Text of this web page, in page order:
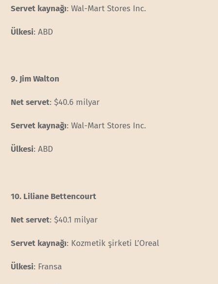
Servet kaynağı: Wal-Mart Stores Inc.
Ülkesi: ABD
9. Jim Walton
Net servet: $40.6 milyar
Servet kaynağı: Wal-Mart Stores Inc.
Ülkesi: ABD
10. Liliane Bettencourt
Net servet: $40.1 milyar
Servet kaynağı: Kozmetik şirketi L’Oreal
Ülkesi: Fransa